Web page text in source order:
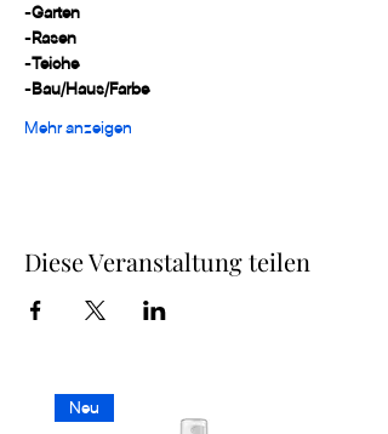
-Garten
-Rasen
-Teiche
-Bau/Haus/Farbe
Mehr anzeigen
Diese Veranstaltung teilen
Neu